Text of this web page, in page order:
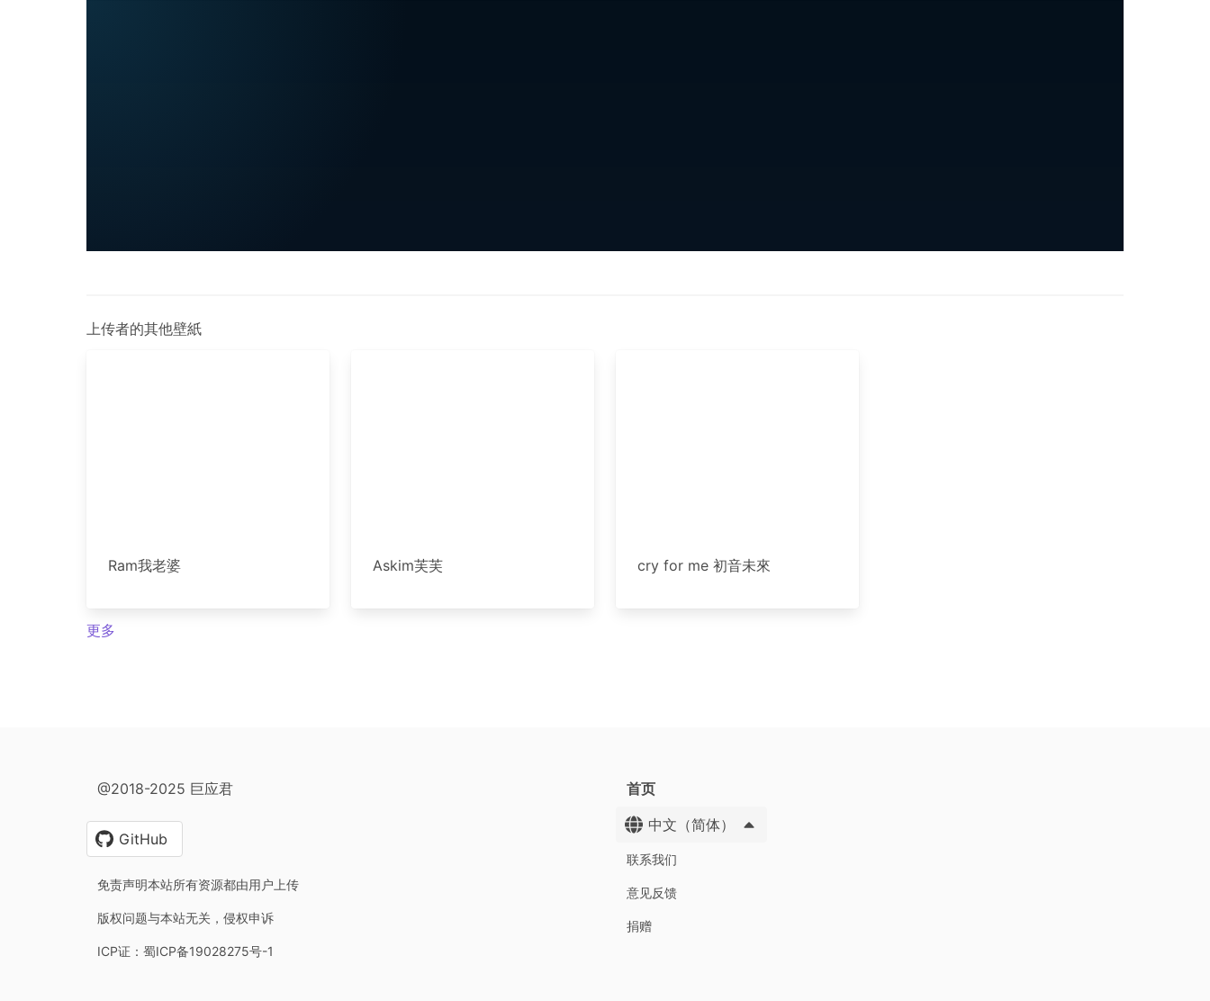
上传者的其他壁紙
Ram我老婆 Askim芙芙 cry for me 初音未來
更多
@2018-2025 巨应君
GitHub
免责声明本站所有资源都由用户上传
版权问题与本站无关，侵权申诉
ICP证：蜀ICP备19028275号-1
首页
中文（简体）
联系我们
意见反馈
捐赠